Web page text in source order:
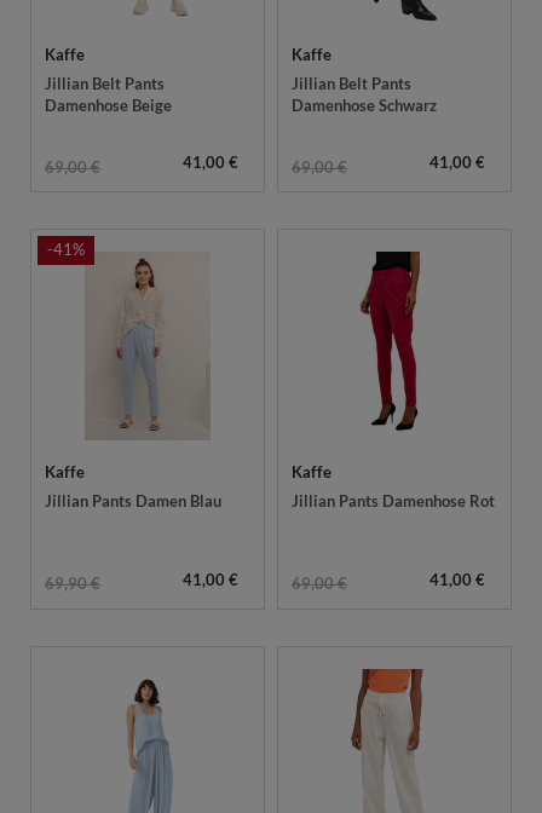
Kaffe
Jillian Belt Pants
Damenhose Beige
69,00 € 41,00 €
Kaffe
Jillian Belt Pants
Damenhose Schwarz
69,00 € 41,00 €
-41%
Kaffe
Jillian Pants Damen Blau
69,90 € 41,00 €
Kaffe
Jillian Pants Damenhose Rot
69,00 € 41,00 €